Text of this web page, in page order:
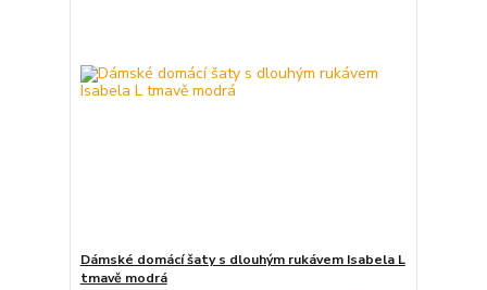
Dámské domácí šaty s dlouhým rukávem Isabela L
tmavě modrá